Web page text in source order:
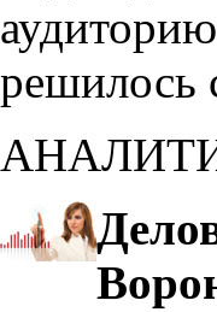
решилось